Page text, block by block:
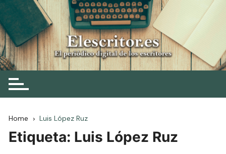
Skip
to
content
Elescritor.es
El periódico digital de los escritores
Home Luis López Ruz
Etiqueta: Luis López Ruz